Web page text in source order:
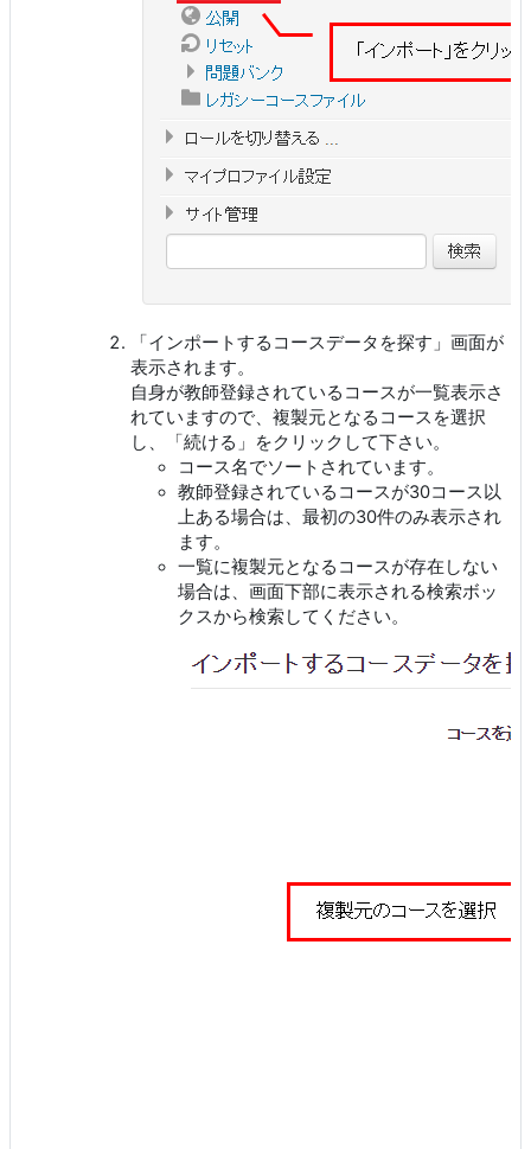
「インポートするコースデータを探す」画面が
表示されます。
自身が教師登録されているコースが一覧表示さ
れていますので、複製元となるコースを選択
し、「続ける」をクリックして下さい。
コース名でソートされています。
教師登録されているコースが30コース以
上ある場合は、最初の30件のみ表示され
ます。
一覧に複製元となるコースが存在しない
場合は、画面下部に表示される検索ボッ
クスから検索してください。